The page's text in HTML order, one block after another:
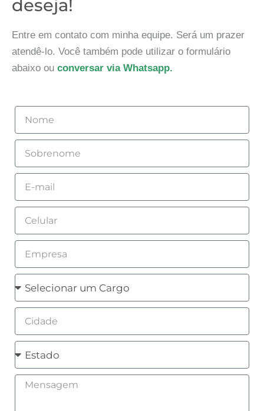
deseja!
Entre em contato com minha equipe. Será um prazer
atendê-lo. Você também pode utilizar o formulário
abaixo ou conversar via Whatsapp.
Nome
Sobrenome
Email
Celular
Empresa
Cargo
Cidade
Estado
Mensagem